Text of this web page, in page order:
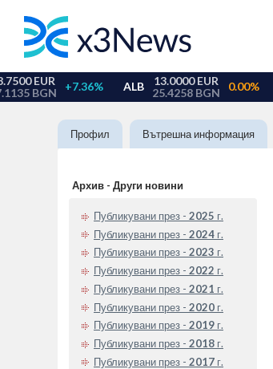
Профил Вътрешна информация
Архив - Други новини
Публикувани през - 2025 г.
Публикувани през - 2024 г.
Публикувани през - 2023 г.
Публикувани през - 2022 г.
Публикувани през - 2021 г.
Публикувани през - 2020 г.
Публикувани през - 2019 г.
Публикувани през - 2018 г.
Публикувани през - 2017 г.